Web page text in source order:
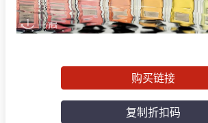
购买链接
复制折扣码